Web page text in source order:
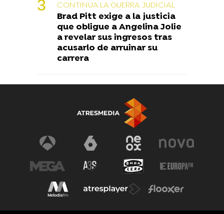
CONTINUA LA GUERRA JUDICIAL
Brad Pitt exige a la justicia
que obligue a Angelina Jolie
a revelar sus ingresos tras
acusarlo de arruinar su
carrera